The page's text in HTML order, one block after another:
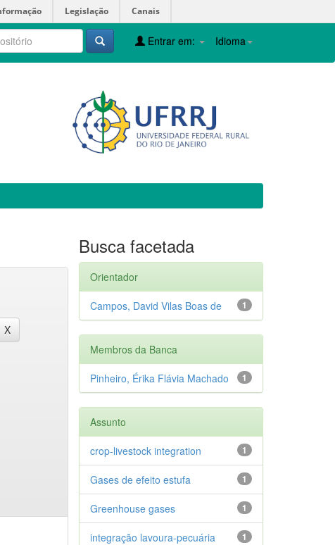
Legislação Canais
Idioma
Entrar em:
Busca facetada
Orientador
1
Campos, David Vilas Boas de
Membros da Banca
1
Pinheiro, Érika Flávia Machado
Assunto
1
crop-livestock integration
1
Gases de efeito estufa
1
Greenhouse gases
1
integração lavoura-pecuária